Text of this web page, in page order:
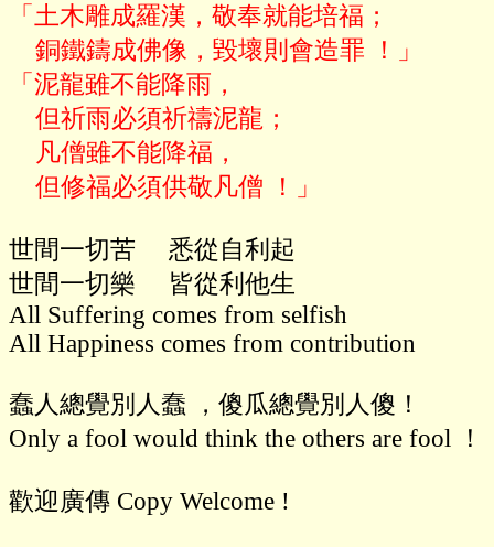
「土木雕成羅漢，敬奉就能培福；
「泥龍雖不能降雨，
世間一切苦     悉從自利起
世間一切樂     皆從利他生
All Suffering comes from selfish
All Happiness comes from contribution
蠢人總覺別人蠢 ，傻瓜總覺別人傻！
Only a fool would think the others are fool ！
歡迎廣傳 Copy Welcome !